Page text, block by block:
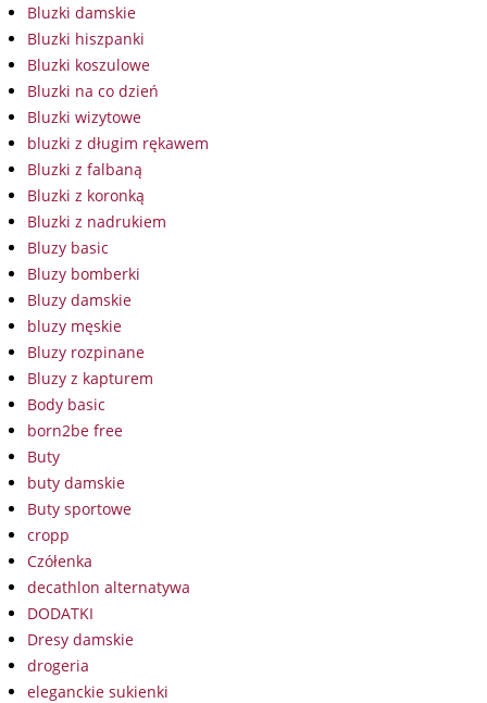
Bluzki damskie
Bluzki hiszpanki
Bluzki koszulowe
Bluzki na co dzień
Bluzki wizytowe
bluzki z długim rękawem
Bluzki z falbaną
Bluzki z koronką
Bluzki z nadrukiem
Bluzy basic
Bluzy bomberki
Bluzy damskie
bluzy męskie
Bluzy rozpinane
Bluzy z kapturem
Body basic
born2be free
Buty
buty damskie
Buty sportowe
cropp
Czółenka
decathlon alternatywa
DODATKI
Dresy damskie
drogeria
eleganckie sukienki